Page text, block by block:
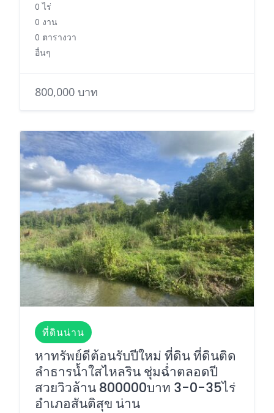
0 ไร่
0 งาน
0 ตารางวา
อื่นๆ
800,000 บาท
ที่ดินน่าน
หาทรัพย์ดีต้อนรับปีใหม่ ที่ดิน ที่ดินติด
ลำธารน้ำใสไหลริน ชุ่มฉ่ำตลอดปี
สวยวิวล้าน 800000บาท 3-0-35ไร่
อำเภอสันติสุข น่าน